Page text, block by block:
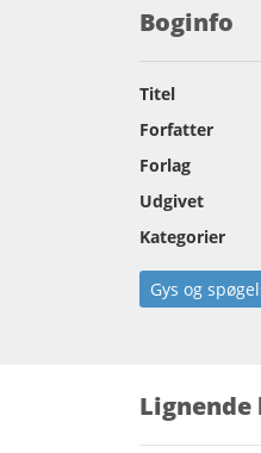
Boginfo
Titel
Forfatter
Forlag
Udgivet
Kategorier
Gys og
Lignende